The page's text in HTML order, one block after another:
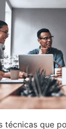
técnicas que